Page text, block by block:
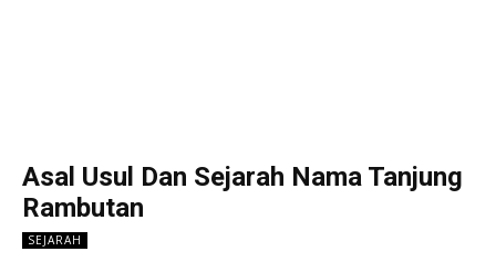
Asal Usul Dan Sejarah Nama Tanjung
Rambutan
SEJARAH